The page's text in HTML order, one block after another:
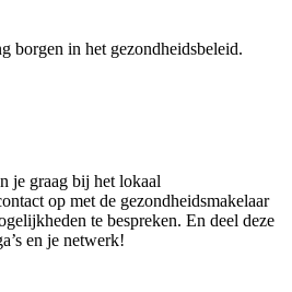
borgen in het gezondheidsbeleid.
je graag bij het lokaal
op met de gezondheidsmakelaar
te bespreken. En deel deze
en je netwerk!